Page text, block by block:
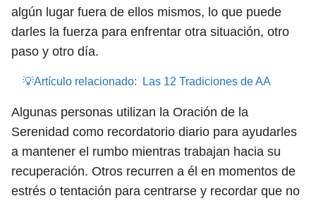
algún lugar fuera de ellos mismos, lo que puede
darles la fuerza para enfrentar otra situación, otro
paso y otro día.
💡Artículo relacionado: Las 12 Tradiciones de AA
Algunas personas utilizan la Oración de la
Serenidad como recordatorio diario para ayudarles
a mantener el rumbo mientras trabajan hacia su
recuperación. Otros recurren a él en momentos de
estrés o tentación para centrarse y recordar que no